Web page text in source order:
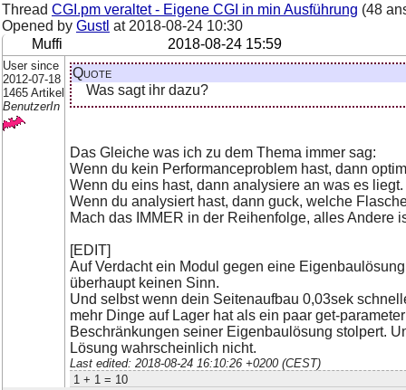
Thread CGI.pm veraltet - Eigene CGI in min Ausführung (48
Opened by Gustl at 2018-08-24 10:30
Muffi
2018-08-24 15:59
User since
2012-07-18
1465 Artikel
BenutzerIn
Quote
Was sagt ihr dazu?
Das Gleiche was ich zu dem Thema immer sag:
Wenn du kein Performanceproblem hast, dann
Wenn du eins hast, dann analysiere an was es liegt.
Wenn du analysiert hast, dann guck, welche
Mach das IMMER in der Reihenfolge, alles Andere
[EDIT]
Auf Verdacht ein Modul gegen eine
überhaupt keinen Sinn.
Und selbst wenn dein Seitenaufbau 0,03sek
mehr Dinge auf Lager hat als ein paar get-
Beschränkungen seiner Eigenbaulösung stolpert.
Lösung wahrscheinlich nicht.
Last edited: 2018-08-24 16:10:26 +0200 (CEST)
1 + 1 = 10